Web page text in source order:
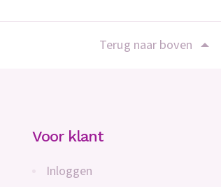
Terug naar boven
Voor klant
Inloggen